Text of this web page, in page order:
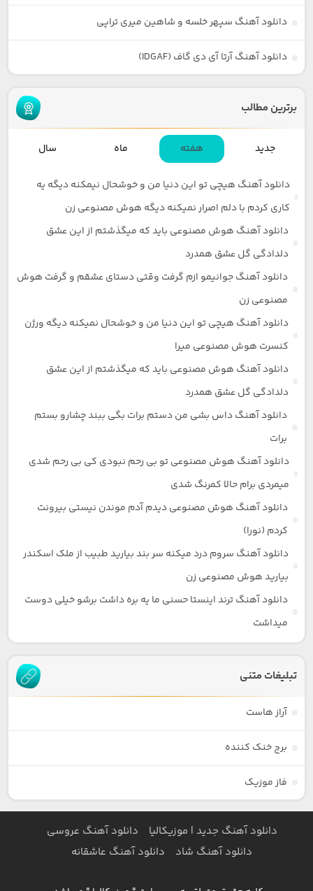
دانلود آهنگ سپهر خلسه و شاهین میری تراپی
دانلود آهنگ آرتا آی دی گاف (IDGAF)
برترین مطالب
جدید هفته ماه سال
دانلود آهنگ هیچی تو این دنیا من و خوشحال نیمکنه دیگه یه
کاری کردم با دلم اصرار نمیکنه دیگه هوش مصنوعی زن
دانلود آهنگ هوش مصنوعی باید که میگذشتم از این عشق
دلدادگی گل عشق همدرد
دانلود آهنگ جوانیمو ازم گرفت وقتی دستای عشقم و گرفت هوش
مصنوعی زن
دانلود آهنگ هیچی تو این دنیا من و خوشحال نمیکنه دیگه ورژن
کنسرت هوش مصنوعی میرا
دانلود آهنگ هوش مصنوعی باید که میگذشتم از این عشق
دلدادگی گل عشق همدرد
دانلود آهنگ داس بشی من دستم برات بگی ببند چشارو بستم
برات
دانلود آهنگ هوش مصنوعی تو بی رحم نبودی کی بی رحم شدی
میمردی برام حالا کمرنگ شدی
دانلود آهنگ هوش مصنوعی دیدم آدم موندن نیستی بیرونت
کردم (نورا)
دانلود آهنگ سروم درد میکنه سر بند بیارید طبیب از ملک اسکندر
بیارید هوش مصنوعی زن
دانلود آهنگ ترند اینستا حسنی ما یه بره داشت برشو خیلی دوست
میداشت
تبلیغات متنی
آراز هاست
برج خنک کننده
فاز موزیک
دانلود آهنگ جدید | موزیکالیا
دانلود آهنگ عروسی
دانلود آهنگ شاد
دانلود آهنگ عاشقانه